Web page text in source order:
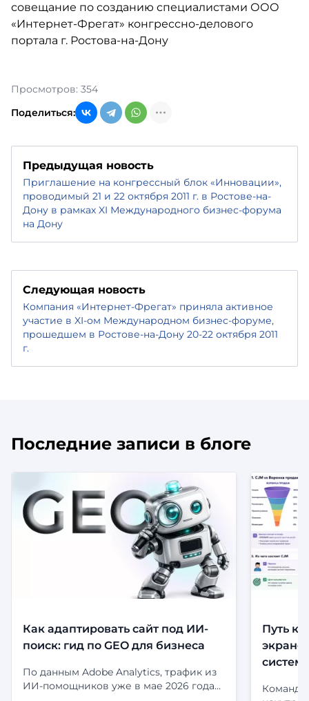
Просмотров: 354
Поделиться:
Предыдущая новость
Приглашение на конгрессный блок «Инновации»,
проводимый 21 и 22 октября 2011 г. в Ростове-на-
Дону в рамках XI Международного бизнес-форума
на Дону
Следующая новость
Компания «Интернет-Фрегат» приняла активное
участие в XI-ом Международном бизнес-форуме,
прошедшем в Ростове-на-Дону 20-22 октября 2011
г.
Последние записи в блоге
Как адаптировать сайт под ИИ-
поиск: гид по GEO для бизнеса
По данным Adobe Analytics, трафик из
ИИ-помощников уже в мае 2026 года
Путь
Команда